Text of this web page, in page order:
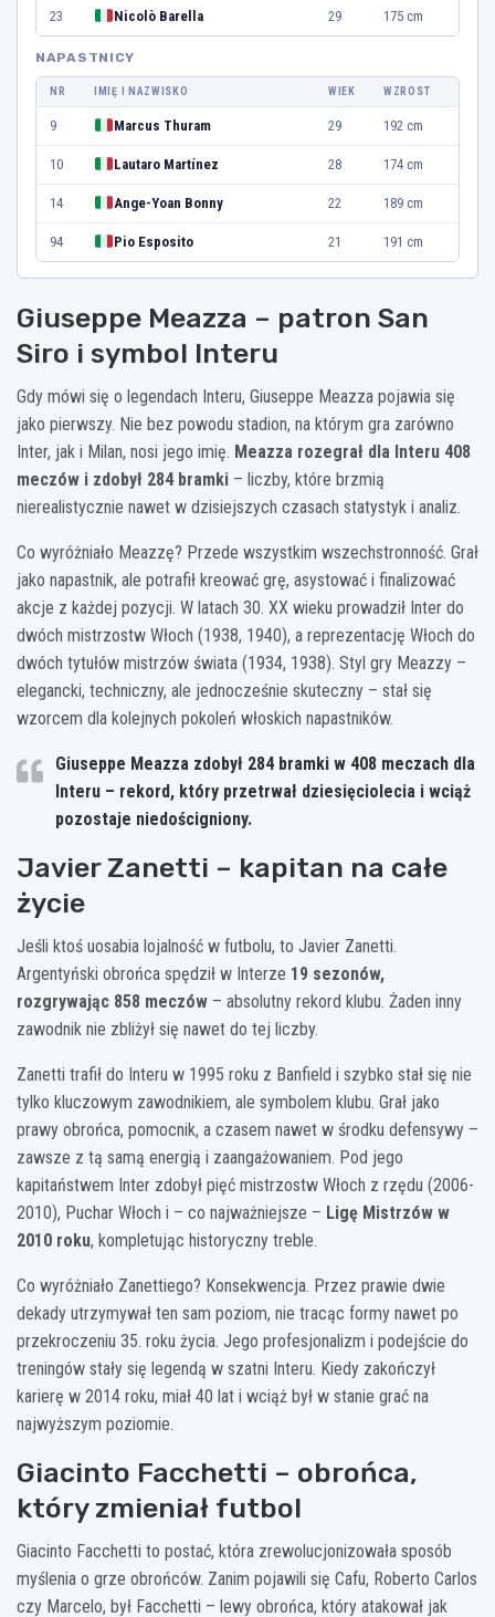
23 Nicolò Barella 29 175 cm
NAPASTNICY
NR IMIĘ I NAZWISKO WIEK WZROST
9 Marcus Thuram 29 192 cm
10 Lautaro Martínez 28 174 cm
14 Ange-Yoan Bonny 22 189 cm
94 Pio Esposito 21 191 cm
Giuseppe Meazza – patron San
Siro i symbol Interu
Gdy mówi się o legendach Interu, Giuseppe Meazza pojawia się
jako pierwszy. Nie bez powodu stadion, na którym gra zarówno
Inter, jak i Milan, nosi jego imię. Meazza rozegrał dla Interu 408
meczów i zdobył 284 bramki – liczby, które brzmią
nierealistycznie nawet w dzisiejszych czasach statystyk i analiz.
Co wyróżniało Meazzę? Przede wszystkim wszechstronność. Grał
jako napastnik, ale potrafił kreować grę, asystować i finalizować
akcje z każdej pozycji. W latach 30. XX wieku prowadził Inter do
dwóch mistrzostw Włoch (1938, 1940), a reprezentację Włoch do
dwóch tytułów mistrzów świata (1934, 1938). Styl gry Meazzy –
elegancki, techniczny, ale jednocześnie skuteczny – stał się
wzorcem dla kolejnych pokoleń włoskich napastników.
Giuseppe Meazza zdobył 284 bramki w 408 meczach dla
Interu – rekord, który przetrwał dziesięciolecia i wciąż
pozostaje niedościgniony.
Javier Zanetti – kapitan na całe
życie
Jeśli ktoś uosabia lojalność w futbolu, to Javier Zanetti.
Argentyński obrońca spędził w Interze 19 sezonów,
rozgrywając 858 meczów – absolutny rekord klubu. Żaden inny
zawodnik nie zbliżył się nawet do tej liczby.
Zanetti trafił do Interu w 1995 roku z Banfield i szybko stał się nie
tylko kluczowym zawodnikiem, ale symbolem klubu. Grał jako
prawy obrońca, pomocnik, a czasem nawet w środku defensywy –
zawsze z tą samą energią i zaangażowaniem. Pod jego
kapitaństwem Inter zdobył pięć mistrzostw Włoch z rzędu (2006-
2010), Puchar Włoch i – co najważniejsze – Ligę Mistrzów w
2010 roku, kompletując historyczny treble.
Co wyróżniało Zanettiego? Konsekwencja. Przez prawie dwie
dekady utrzymywał ten sam poziom, nie tracąc formy nawet po
przekroczeniu 35. roku życia. Jego profesjonalizm i podejście do
treningów stały się legendą w szatni Interu. Kiedy zakończył
karierę w 2014 roku, miał 40 lat i wciąż był w stanie grać na
najwyższym poziomie.
Giacinto Facchetti – obrońca,
który zmieniał futbol
Giacinto Facchetti to postać, która zrewolucjonizowała sposób
myślenia o grze obrońców. Zanim pojawili się Cafu, Roberto Carlos
czy Marcelo, był Facchetti – lewy obrońca, który atakował jak